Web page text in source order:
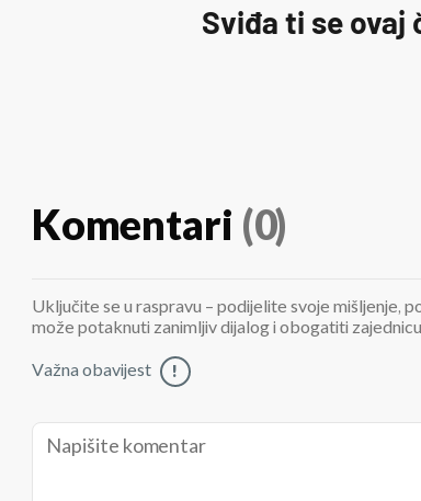
Sviđa ti se ovaj
Komentari (0)
Uključite se u raspravu – podijelite svoje mišljenje,
može potaknuti zanimljiv dijalog i obogatiti
Važna obavijest !